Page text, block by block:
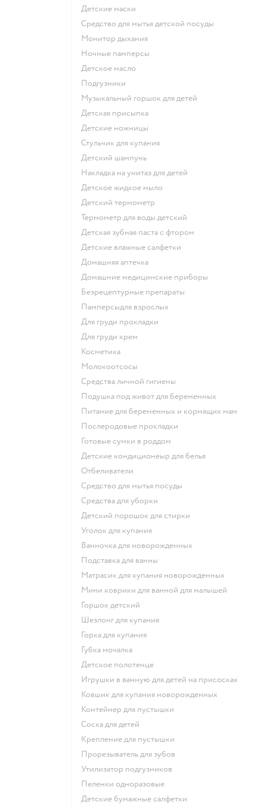
детские маски
средство для мытья детской посуды
монитор дыхания
ночные памперсы
детское масло
подгузники
музыкальный горшок для детей
детская присыпка
детские ножницы
стульчик для купания
детский шампунь
накладка на унитаз для детей
детское жидкое мыло
детский термометр
термометр для воды детский
детская зубная паста с фтором
детские влажные салфетки
домашняя аптечка
домашние медицинские приборы
безрецептурные препараты
памперсыдля взрослых
для груди прокладки
для груди крем
косметика
Молокоотсосы
средства личной гигиены
подушка под живот для беременных
питание для беременных и кормящих мам
послеродовые прокладки
готовые сумки в роддом
детские кондиционеыр для белья
отбеливатели
средство для мытья посуды
средства для уборки
детский порошок для стирки
уголок для купания
ванночка для новорожденных
подставка для ванны
матрасик для купания новорожденных
мини коврики для ванной для малышей
горшок детский
шезлонг для купания
горка для купания
губка мочалка
детское полотенце
игрушки в ванную для детей на присосках
ковшик для купания новорожденных
контейнер для пустышки
соска для детей
крепление для пустышки
прорезыватель для зубов
утилизатор подгузников
пеленки одноразовые
детские бумажные салфетки